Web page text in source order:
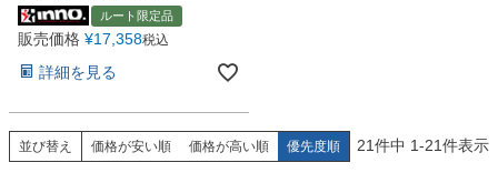
ルート限定品
販売価格 ¥17,358税込
詳細を見る
並び替え 価格が安い順 価格が高い順 優先度順 21件中 1-21件表示